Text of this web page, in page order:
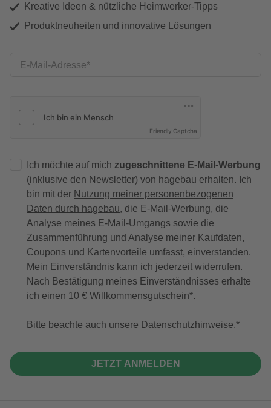
Kreative Ideen & nützliche Heimwerker-Tipps
Produktneuheiten und innovative Lösungen
E-Mail-Adresse
Friendly Captcha
Ich möchte auf mich zugeschnittene E-Mail-Werbung
(inklusive den Newsletter) von hagebau erhalten. Ich
bin mit der Nutzung meiner personenbezogenen
Daten durch hagebau, die E-Mail-Werbung, die
Analyse meines E-Mail-Umgangs sowie die
Zusammenführung und Analyse meiner Kaufdaten,
Coupons und Kartenvorteile umfasst, einverstanden.
Mein Einverständnis kann ich jederzeit widerrufen.
Nach Bestätigung meines Einverständnisses erhalte
ich einen 10 € Willkommensgutschein*.
Bitte beachte auch unsere Datenschutzhinweise.
JETZT ANMELDEN